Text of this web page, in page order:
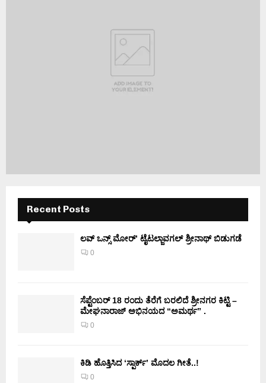
Recent Posts
ಲವ್ ಒನ್ಸ್ ಮೋರ್’ ಟೈಟಲ್ಜಾವಗಲ್ ಶ್ರೀನಾಥ್ ಬಿಡುಗಡೆ
0
ಸೆಪ್ಟೆಂಬರ್ 18 ರಂದು ತೆರೆಗೆ ಬರಲಿದೆ ಶ್ರೀನಗರ ಕಿಟ್ಟಿ –
ಮೇಘನಾರಾಜ್ ಅಭಿನಯದ “ಅಮರ್ಥ” .
0
ಕಿಡಿ‌‌ ಹೊತ್ತಿಸಿದ ‘ಸ್ಪಾರ್ಕ್’ ಮೊದಲ‌ ಗೀತೆ..!
0